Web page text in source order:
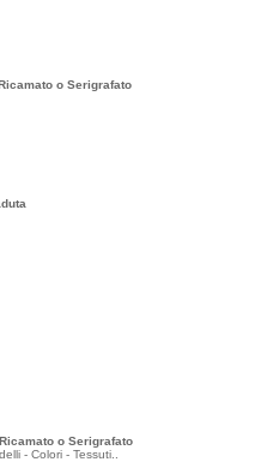
o Serigrafato
o Serigrafato
- Colori - Tessuti..